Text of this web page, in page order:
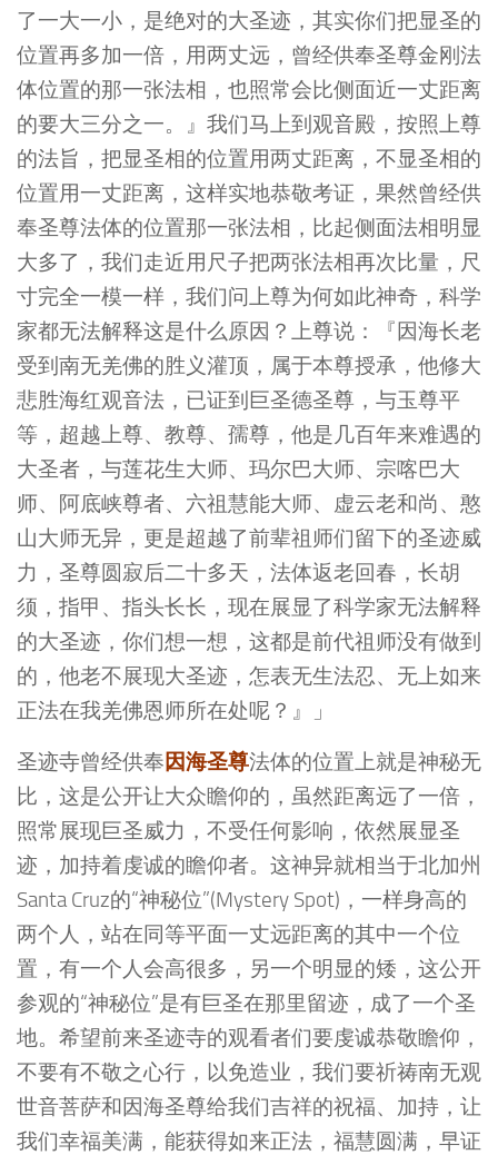
了一大一小，是绝对的大圣迹，其实你们把显圣的
位置再多加一倍，用两丈远，曾经供奉圣尊金刚法
体位置的那一张法相，也照常会比侧面近一丈距离
的要大三分之一。』我们马上到观音殿，按照上尊
的法旨，把显圣相的位置用两丈距离，不显圣相的
位置用一丈距离，这样实地恭敬考证，果然曾经供
奉圣尊法体的位置那一张法相，比起侧面法相明显
大多了，我们走近用尺子把两张法相再次比量，尺
寸完全一模一样，我们问上尊为何如此神奇，科学
家都无法解释这是什么原因？上尊说：『因海长老
受到南无羌佛的胜义灌顶，属于本尊授承，他修大
悲胜海红观音法，已证到巨圣德圣尊，与玉尊平
等，超越上尊、教尊、孺尊，他是几百年来难遇的
大圣者，与莲花生大师、玛尔巴大师、宗喀巴大
师、阿底峡尊者、六祖慧能大师、虚云老和尚、憨
山大师无异，更是超越了前辈祖师们留下的圣迹威
力，圣尊圆寂后二十多天，法体返老回春，长胡
须，指甲、指头长长，现在展显了科学家无法解释
的大圣迹，你们想一想，这都是前代祖师没有做到
的，他老不展现大圣迹，怎表无生法忍、无上如来
正法在我羌佛恩师所在处呢？』」
圣迹寺曾经供奉因海圣尊法体的位置上就是神秘无
比，这是公开让大众瞻仰的，虽然距离远了一倍，
照常展现巨圣威力，不受任何影响，依然展显圣
迹，加持着虔诚的瞻仰者。这神异就相当于北加州
Santa Cruz的“神秘位”(Mystery Spot)，一样身高的
两个人，站在同等平面一丈远距离的其中一个位
置，有一个人会高很多，另一个明显的矮，这公开
参观的“神秘位”是有巨圣在那里留迹，成了一个圣
地。希望前来圣迹寺的观看者们要虔诚恭敬瞻仰，
不要有不敬之心行，以免造业，我们要祈祷南无观
世音菩萨和因海圣尊给我们吉祥的祝福、加持，让
我们幸福美满，能获得如来正法，福慧圆满，早证